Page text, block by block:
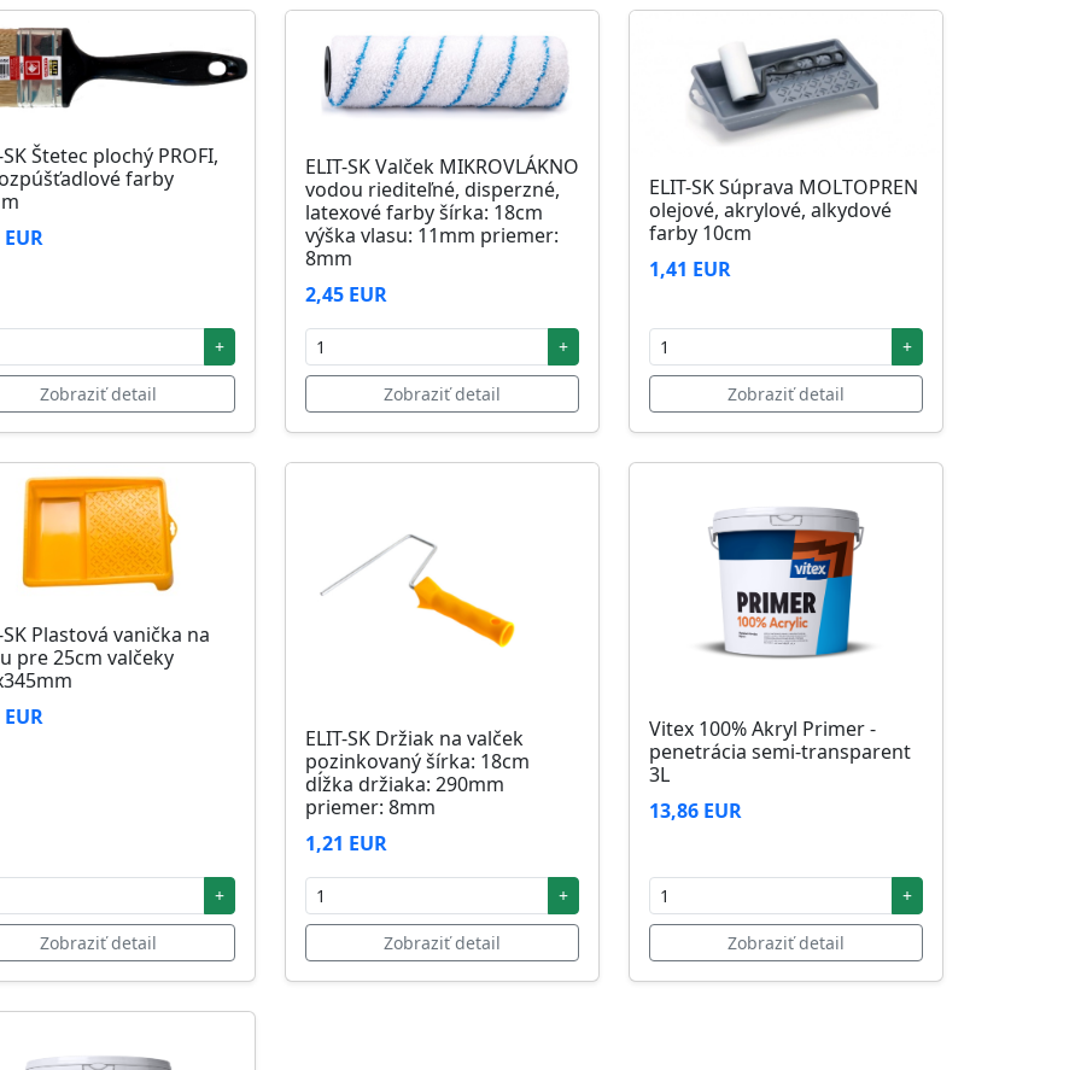
SK Štetec plochý PROFI,
farby
+
Zobraziť detail
ELIT-SK Valček MIKROVLÁKNO
vodou riediteľné, disperzné,
latexové farby šírka: 18cm
výška vlasu: 11mm priemer:
8mm
2,45 EUR
+
Zobraziť detail
ELIT-SK Súprava MOLTOPREN
olejové, akrylové, alkydové
farby 10cm
1,41 EUR
+
Zobraziť detail
SK Plastová vanička na
pre 25cm valčeky
+
Zobraziť detail
ELIT-SK Držiak na valček
pozinkovaný šírka: 18cm
dĺžka držiaka: 290mm
priemer: 8mm
1,21 EUR
+
Zobraziť detail
Vitex 100% Akryl Primer -
penetrácia semi-transparent
3L
13,86 EUR
+
Zobraziť detail